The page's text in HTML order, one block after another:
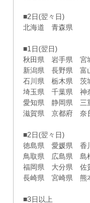
■2日(翌々日)
北海道 青森県
■1日(翌日)
秋田県 岩手県 宮
新潟県 長野県 富
石川県 栃木県 茨
埼玉県 千葉県 神
愛知県 静岡県 三
滋賀県 京都府 奈
■2日(翌々日)
徳島県 愛媛県 香
鳥取県 広島県 島
福岡県 大分県 佐
長崎県 宮崎県 熊
■3日以上